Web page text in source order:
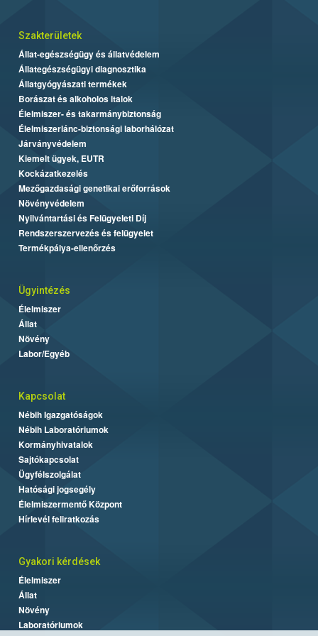
Szakterületek
Állat-egészségügy és állatvédelem
Állategészségügyi diagnosztika
Állatgyógyászati termékek
Borászat és alkoholos italok
Élelmiszer- és takarmánybiztonság
Élelmiszerlánc-biztonsági laborhálózat
Járványvédelem
Kiemelt ügyek, EUTR
Kockázatkezelés
Mezőgazdasági genetikai erőforrások
Növényvédelem
Nyilvántartási és Felügyeleti Díj
Rendszerszervezés és felügyelet
Termékpálya-ellenőrzés
Ügyintézés
Élelmiszer
Állat
Növény
Labor/Egyéb
Kapcsolat
Nébih Igazgatóságok
Nébih Laboratóriumok
Kormányhivatalok
Sajtókapcsolat
Ügyfélszolgálat
Hatósági jogsegély
Élelmiszermentő Központ
Hírlevél feliratkozás
Gyakori kérdések
Élelmiszer
Állat
Növény
Laboratóriumok